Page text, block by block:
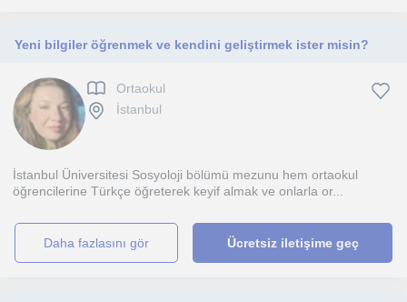
Yeni bilgiler öğrenmek ve kendini geliştirmek ister misin?
Ortaokul
İstanbul
İstanbul Üniversitesi Sosyoloji bölümü mezunu hem ortaokul
öğrencilerine Türkçe öğreterek keyif almak ve onlarla or...
daha fazlasını gör Ücretsiz iletişime geç